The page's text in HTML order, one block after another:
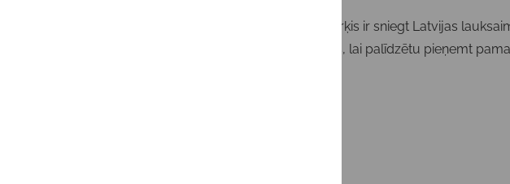
Mūsu mērķis ir sniegt Latvijas
rezultātus, lai palīdzētu pieņemt